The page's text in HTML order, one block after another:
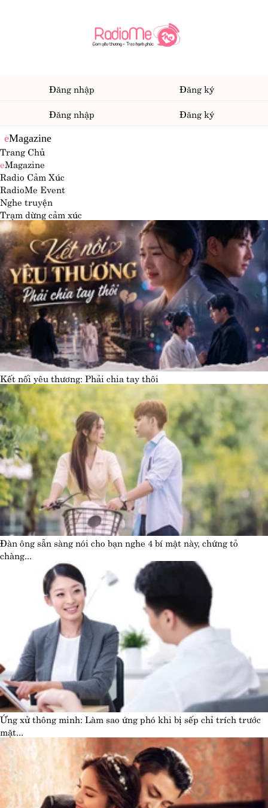
Đăng nhập
Đăng ký
Đăng nhập
Đăng ký
eMagazine
Trang Chủ
eMagazine
Radio Cảm Xúc
RadioMe Event
Nghe truyện
Trạm dừng cảm xúc
Kết nối yêu thương: Phải chia tay thôi
Đàn ông sẵn sàng nói cho bạn nghe 4 bí mật này, chứng tỏ
chàng...
Ứng xử thông minh: Làm sao ứng phó khi bị sếp chỉ trích trước
mặt...